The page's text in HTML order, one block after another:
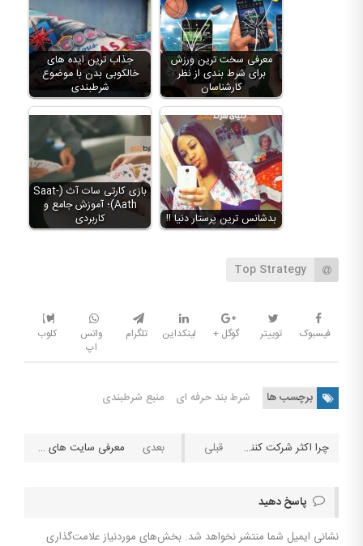
جذاب ترین ایده های
خالکوبی بدن با موضوع
شرطبندی
معرفی سخت ترین ورزش
برای شرط بندی از نظر
کارشناسان
بازی کارتی سات آث (Saat-
Aath)؛ آموزش جامع و
کاربردی
بدشانس ترین پرستار دنیا !!
Top Strategy
فیسبوک توییتر گوگل + لینکداین تلگرام
واتس
اپ
کلوب
برچسب ها شرط بند حرفه ای منبع شرطبندی
چرا اکثر شرکت کنندگان در وب‌سایت‌های شرط بندی ۱۰ هزار تومان حساب خود را شارژ می‌کنند؟ معرفی سایت های شرط بندی خارجی؛ اسپورتس‌ بتینگ ( sportsbetting )
پاسخ دهید
نشانی ایمیل شما منتشر نخواهد شد. بخش‌های موردنیاز علامت‌گذاری